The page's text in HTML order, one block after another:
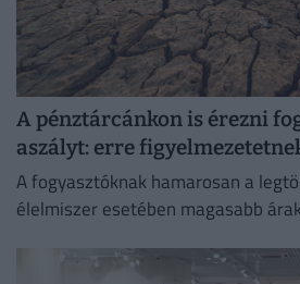
A pénztárcánkon is érezni
aszályt: erre
A fogyasztóknak hamarosan a
élelmiszer esetében magasabb